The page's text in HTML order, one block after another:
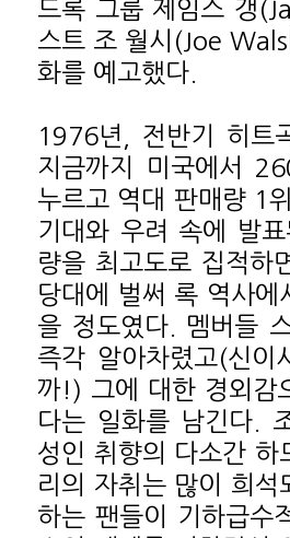
드록 그룹 제임스 갱
스트 조 월시(Joe
화를 예고했다.
1976년, 전반기 히트
지금까지 미국에서
누르고 역대 판매량 1
기대와 우려 속에 발
량을 최고도로 집적하
당대에 벌써 록 역사에
을 정도였다. 멤버들
즉각 알아차렸고(신
까!) 그에 대한 경외감
다는 일화를 남긴다.
성인 취향의 다소간 하
리의 자취는 많이 희석
하는 팬들이 기하급수